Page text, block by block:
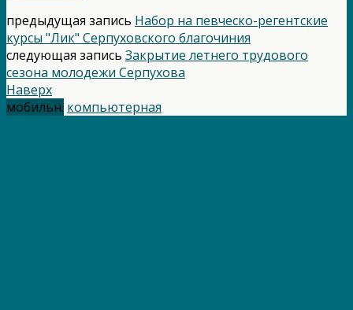
предыдущая запись Набор на певческо-регентские
курсы "Лик" Серпуховского благочиния
следующая запись Закрытие летнего трудового
сезона молодежи Серпухова
Наверх
мобильн. компьютерная